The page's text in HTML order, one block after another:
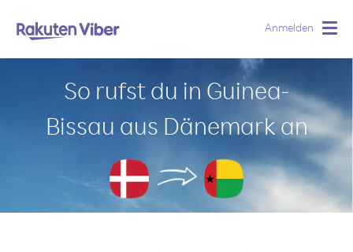
Anmelden
So rufst du in Guinea-
Bissau aus Dänemark an